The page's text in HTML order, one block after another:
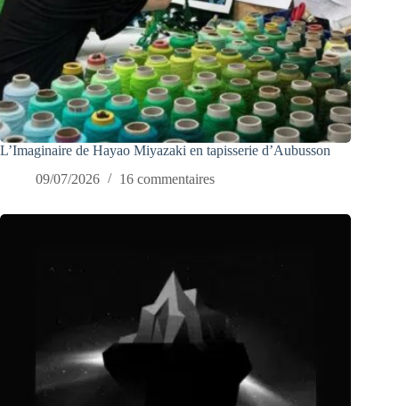
L’Imaginaire de Hayao Miyazaki en tapisserie d’Aubusson
09/07/2026
16 commentaires